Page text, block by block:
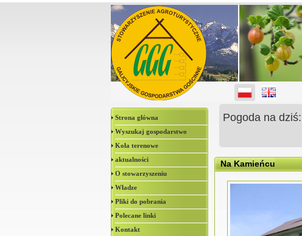
Strona główna
Wyszukaj gospodarstwo
Koła terenowe
aktualności
O stowarzyszeniu
Władze
Pliki do pobrania
Polecane linki
Kontakt
Pogoda na dziś:
Na Kamieńcu